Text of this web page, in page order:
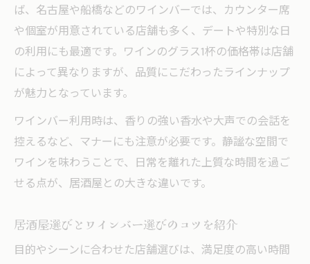
ば、名古屋や船橋などのワインバーでは、カウンター席
や個室が用意されている店舗も多く、デートや特別な日
の利用にも最適です。ワインのグラス1杯の価格帯は店舗
によって異なりますが、品質にこだわったラインナップ
が魅力となっています。
ワインバー利用時は、香りの強い香水や大声での会話を
控えるなど、マナーにも注意が必要です。静謐な空間で
ワインを味わうことで、日常を離れた上質な時間を過ご
せる点が、居酒屋との大きな違いです。
居酒屋選びとワインバー選びのコツを紹介
目的やシーンに合わせた店舗選びは、満足度の高い時間